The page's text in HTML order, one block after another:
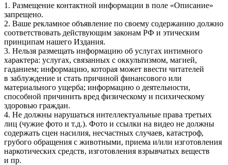
1. Размещение контактной информации в поле «Описание»
запрещено.
2. Ваше рекламное объявление по своему содержанию должно
соответствовать действующим законам РФ и этическим
принципам нашего Издания.
3. Нельзя размещать информацию об услугах интимного
характера: услугах, связанных с оккультизмом, магией,
гаданием; информацию, которая может ввести читателей
в заблуждение и стать причиной финансового или
материального ущерба; информацию о деятельности,
способной причинить вред физическому и психическому
здоровью граждан.
4. Не должны нарушаться интеллектуальные права третьих
лиц (чужие фото и т.д.). Фото и ссылки на видео не должны
содержать сцен насилия, несчастных случаев, катастроф,
грубого обращения с животными, приема и/или изготовления
наркотических средств, изготовления взрывчатых веществ
и пр.